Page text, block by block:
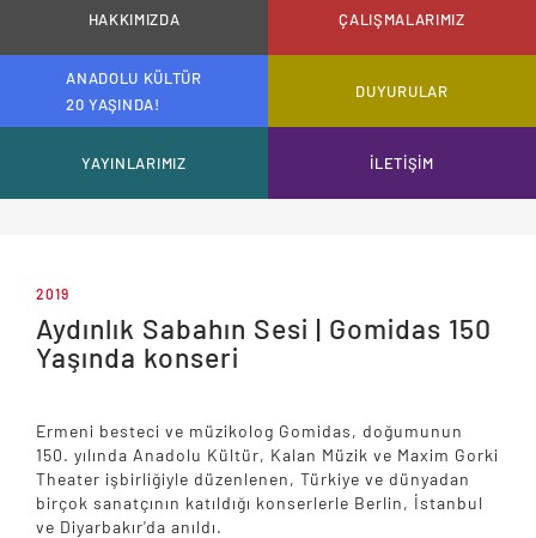
HAKKIMIZDA ÇALIŞMALARIMIZ
ANADOLU KÜLTÜR
20 YAŞINDA!
DUYURULAR
YAYINLARIMIZ İLETİŞİM
2019
Aydınlık Sabahın Sesi | Gomidas 150
Yaşında konseri
Ermeni besteci ve müzikolog Gomidas, doğumunun
150. yılında Anadolu Kültür, Kalan Müzik ve Maxim Gorki
Theater işbirliğiyle düzenlenen, Türkiye ve dünyadan
birçok sanatçının katıldığı konserlerle Berlin, İstanbul
ve Diyarbakır'da anıldı.